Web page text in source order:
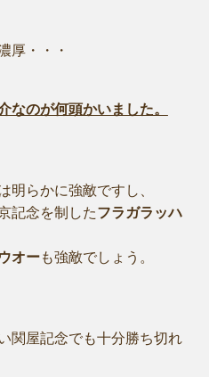
厚・・・
なのが何頭かいました。
明らかに強敵ですし、
記念を制したフラガラッハ
オーも強敵でしょう。
関屋記念でも十分勝ち切れ